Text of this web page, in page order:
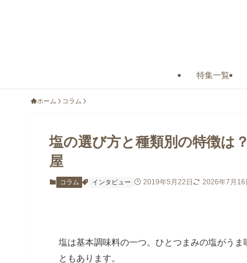
特集一覧
ホーム コラム
塩の選び方と種類別の特徴は
屋
コラム インタビュー 2019年5月22日 2026年7月16
塩は基本調味料の一つ。ひとつまみの塩がう
ともあります。